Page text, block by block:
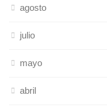
agosto
julio
mayo
abril